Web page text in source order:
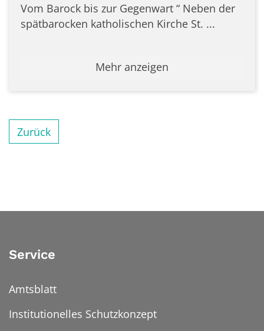
Vom Barock bis zur Gegenwart “ Neben der
spätbarocken katholischen Kirche St. ...
Mehr anzeigen
Zurück
Service
Amtsblatt
Institutionelles Schutzkonzept